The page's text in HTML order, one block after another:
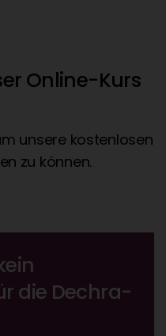
Online-Kurs
unsere kostenlosen
zu können.
die Dechra-